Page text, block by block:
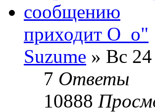
приходит O_o"
Suzume » Вс
7 Ответы
10888